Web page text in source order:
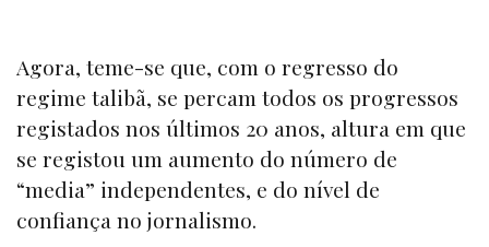
Agora, teme-se que, com o regresso do
regime talibã, se percam todos os progressos
registados nos últimos 20 anos, altura em que
se registou um aumento do número de
“media” independentes, e do nível de
confiança no jornalismo.